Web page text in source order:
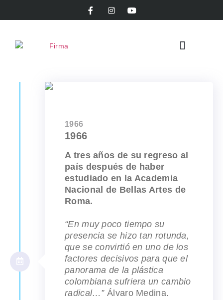
1966
1966
A tres años de su regreso al
país después de haber
estudiado en la Academia
Nacional de Bellas Artes de
Roma.
“En muy poco tiempo su
presencia se hizo tan rotunda,
que se convirtió en uno de los
factores decisivos para que el
panorama de la plástica
colombiana sufriera un cambio
radical…”Álvaro Medina.